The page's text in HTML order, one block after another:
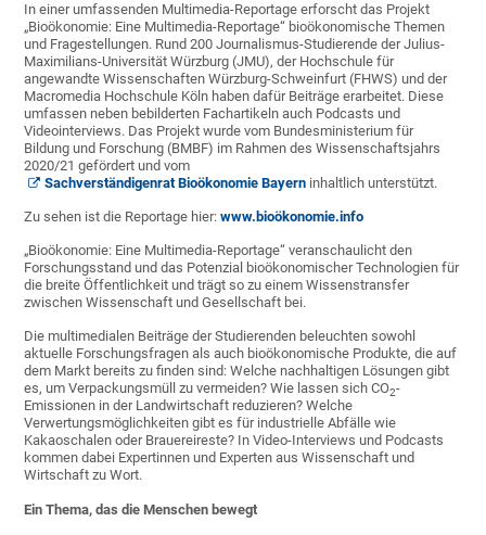
In einer umfassenden Multimedia-Reportage erforscht das Projekt
„Bioökonomie: Eine Multimedia-Reportage“ bioökonomische Themen
und Fragestellungen. Rund 200 Journalismus-Studierende der Julius-
Maximilians-Universität Würzburg (JMU), der Hochschule für
angewandte Wissenschaften Würzburg-Schweinfurt (FHWS) und der
Macromedia Hochschule Köln haben dafür Beiträge erarbeitet. Diese
umfassen neben bebilderten Fachartikeln auch Podcasts und
Videointerviews. Das Projekt wurde vom Bundesministerium für
Bildung und Forschung (BMBF) im Rahmen des Wissenschaftsjahrs
2020/21 gefördert und vom
Sachverständigenrat Bioökonomie Bayern inhaltlich unterstützt.
Zu sehen ist die Reportage hier:www.bioökonomie.info
„Bioökonomie: Eine Multimedia-Reportage“ veranschaulicht den
Forschungsstand und das Potenzial bioökonomischer Technologien für
die breite Öffentlichkeit und trägt so zu einem Wissenstransfer
zwischen Wissenschaft und Gesellschaft bei.
Die multimedialen Beiträge der Studierenden beleuchten sowohl
aktuelle Forschungsfragen als auch bioökonomische Produkte, die auf
dem Markt bereits zu finden sind: Welche nachhaltigen Lösungen gibt
es, um Verpackungsmüll zu vermeiden? Wie lassen sich CO2-
Emissionen in der Landwirtschaft reduzieren? Welche
Verwertungsmöglichkeiten gibt es für industrielle Abfälle wie
Kakaoschalen oder Brauereireste? In Video-Interviews und Podcasts
kommen dabei Expertinnen und Experten aus Wissenschaft und
Wirtschaft zu Wort.
Ein Thema, das die Menschen bewegt